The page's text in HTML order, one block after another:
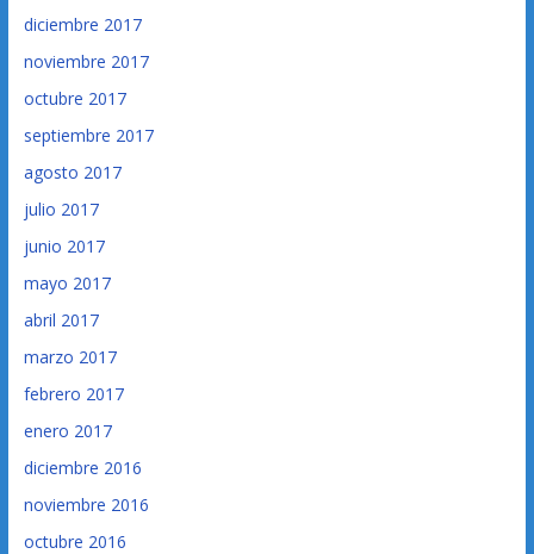
diciembre 2017
noviembre 2017
octubre 2017
septiembre 2017
agosto 2017
julio 2017
junio 2017
mayo 2017
abril 2017
marzo 2017
febrero 2017
enero 2017
diciembre 2016
noviembre 2016
octubre 2016